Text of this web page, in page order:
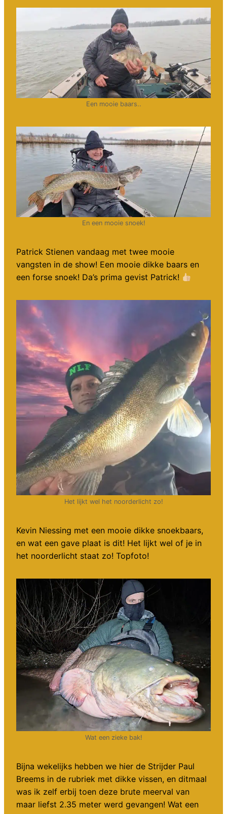
Een mooie baars..
En een mooie snoek!
Patrick Stienen vandaag met twee mooie
vangsten in de show! Een mooie dikke baars en
een forse snoek! Da’s prima gevist Patrick!
Het lijkt wel het noorderlicht zo!
Kevin Niessing met een mooie dikke snoekbaars,
en wat een gave plaat is dit! Het lijkt wel of je in
het noorderlicht staat zo! Topfoto!
Wat een zieke bak!
Bijna wekelijks hebben we hier de Strijder Paul
Breems in de rubriek met dikke vissen, en ditmaal
was ik zelf erbij toen deze brute meerval van
maar liefst 2.35 meter werd gevangen! Wat een